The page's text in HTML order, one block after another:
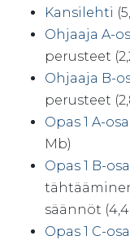
Kansilehti
Ohjaaja A-
perusteet
Ohjaaja B-
perusteet
Opas 1 A-osa
Mb)
Opas 1 B-osa
säännöt
Opas 1 C-osa